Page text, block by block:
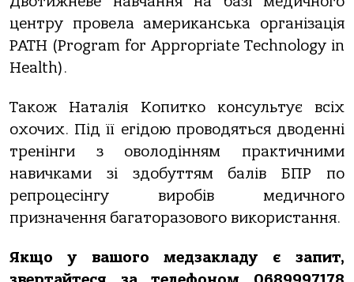
центру провела американська організація
PATH (Program for Appropriate Technology in
Health).
Також Наталія Копитко консультує всіх
охочих. Під її егідою проводяться дводенні
тренінги з оволодінням практичними
навичками зі здобуттям балів БПР по
репроцесінгу виробів медичного
призначення багаторазового використання.
Якщо у вашого медзакладу є запит,